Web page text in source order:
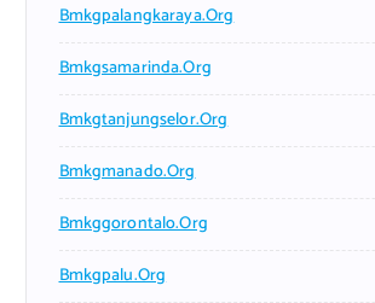
Bmkgpalangkaraya.org
Bmkgsamarinda.org
Bmkgtanjungselor.org
Bmkgmanado.org
Bmkggorontalo.org
Bmkgpalu.org